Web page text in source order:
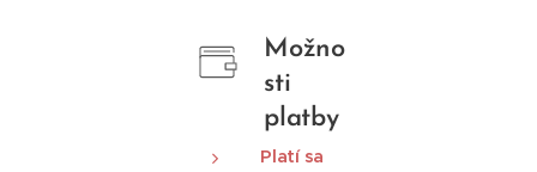
Možno
sti
platby
Platí sa